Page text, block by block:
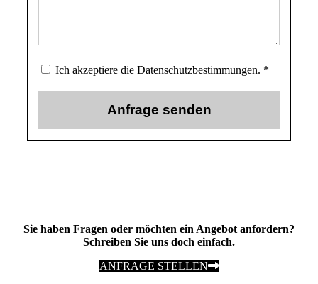
Ich akzeptiere die Datenschutzbestimmungen. *
Sie haben Fragen oder möchten ein Angebot anfordern?
Schreiben Sie uns doch einfach.
ANFRAGE STELLEN